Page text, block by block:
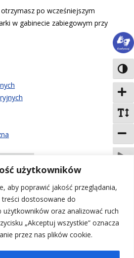
użytkowników
aby poprawić jakość przeglądania,
dostosowane do
użytkowników oraz analizować ruch
„Akceptuj wszystkie” oznacza
przez nas plików cookie.
po wcześniejszym
w gabinecie zabiegowym przy